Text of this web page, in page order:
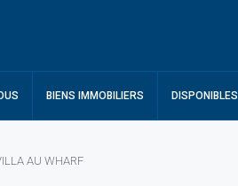
BIENS IMMOBILIERS DISPONIBLES
AU WHARF